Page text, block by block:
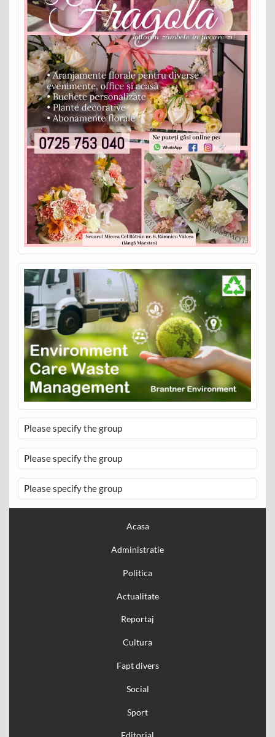
Please specify the group
Please specify the group
Please specify the group
Acasa
Administratie
Politica
Actualitate
Reportaj
Cultura
Fapt divers
Social
Sport